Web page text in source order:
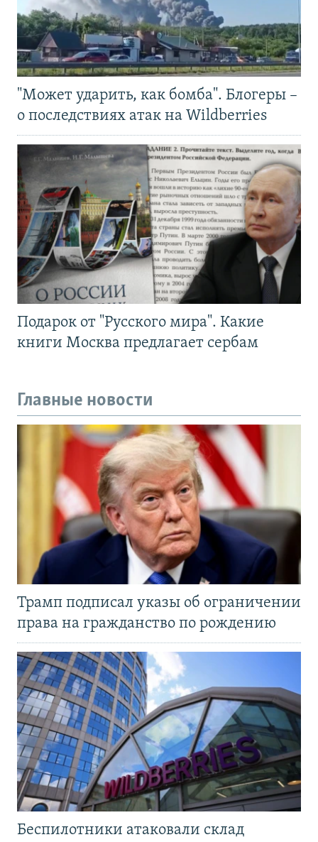
"Может ударить, как бомба". Блогеры –
о последствиях атак на Wildberries
Подарок от "Русского мира". Какие
книги Москва предлагает сербам
Главные новости
Трамп подписал указы об ограничении
права на гражданство по рождению
Беспилотники атаковали склад